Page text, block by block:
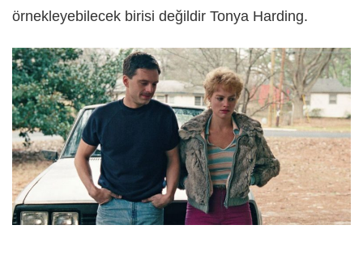
örnekleyebilecek birisi değildir Tonya Harding.